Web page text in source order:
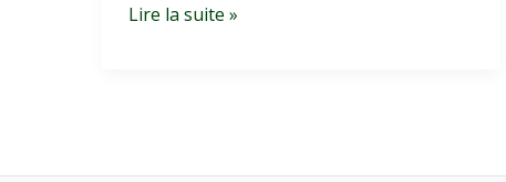
Découverte
Lire la suite »